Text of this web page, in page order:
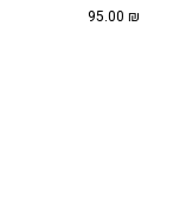
95.00₪